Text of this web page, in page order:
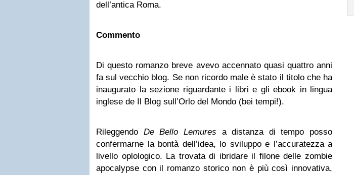
dell’antica Roma.
Commento
Di questo romanzo breve avevo accennato quasi quattro anni
fa sul vecchio blog. Se non ricordo male è stato il titolo che ha
inaugurato la sezione riguardante i libri e gli ebook in lingua
inglese de Il Blog sull’Orlo del Mondo (bei tempi!).
Rileggendo De Bello Lemures a distanza di tempo posso
confermarne la bontà dell’idea, lo sviluppo e l’accuratezza a
livello oplologico. La trovata di ibridare il filone delle zombie
apocalypse con il romanzo storico non è più così innovativa,